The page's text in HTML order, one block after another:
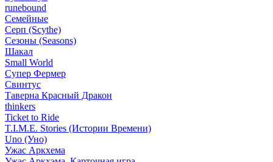
runebound
Семейные
Серп (Scythe)
Сезоны (Seasons)
Шакал
Small World
Супер Фермер
Свинтус
Таверна Красный Дракон
thinkers
Ticket to Ride
T.I.M.E. Stories (Истории Времени)
Uno (Уно)
Ужас Аркхема